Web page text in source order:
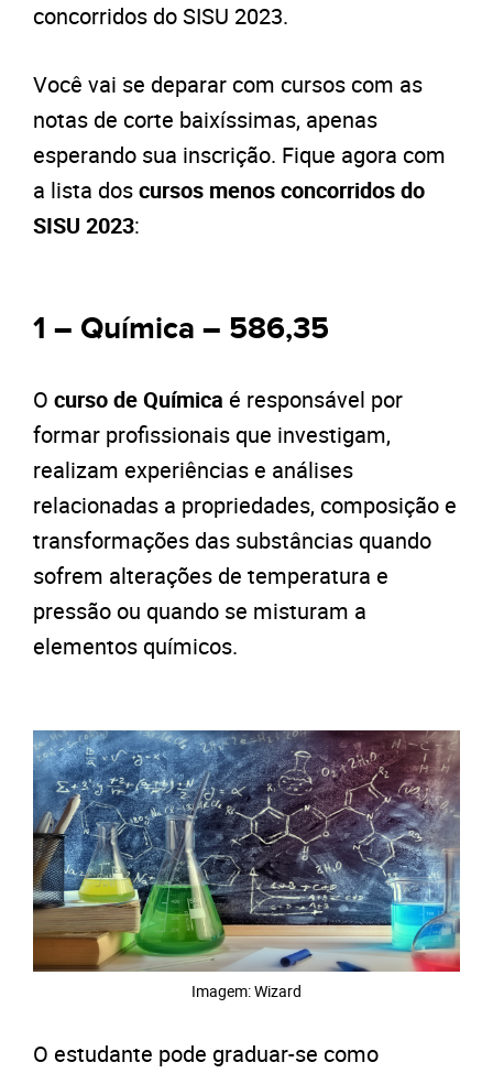
concorridos do SISU 2023.
Você vai se deparar com cursos com as
notas de corte baixíssimas, apenas
esperando sua inscrição. Fique agora com
a lista doscursos menos concorridos do
SISU 2023:
1 – Química – 586,35
O curso de Química é responsável por
formar profissionais que investigam,
realizam experiências e análises
relacionadas a propriedades, composição e
transformações das substâncias quando
sofrem alterações de temperatura e
pressão ou quando se misturam a
elementos químicos.
Imagem: Wizard
O estudante pode graduar-se como